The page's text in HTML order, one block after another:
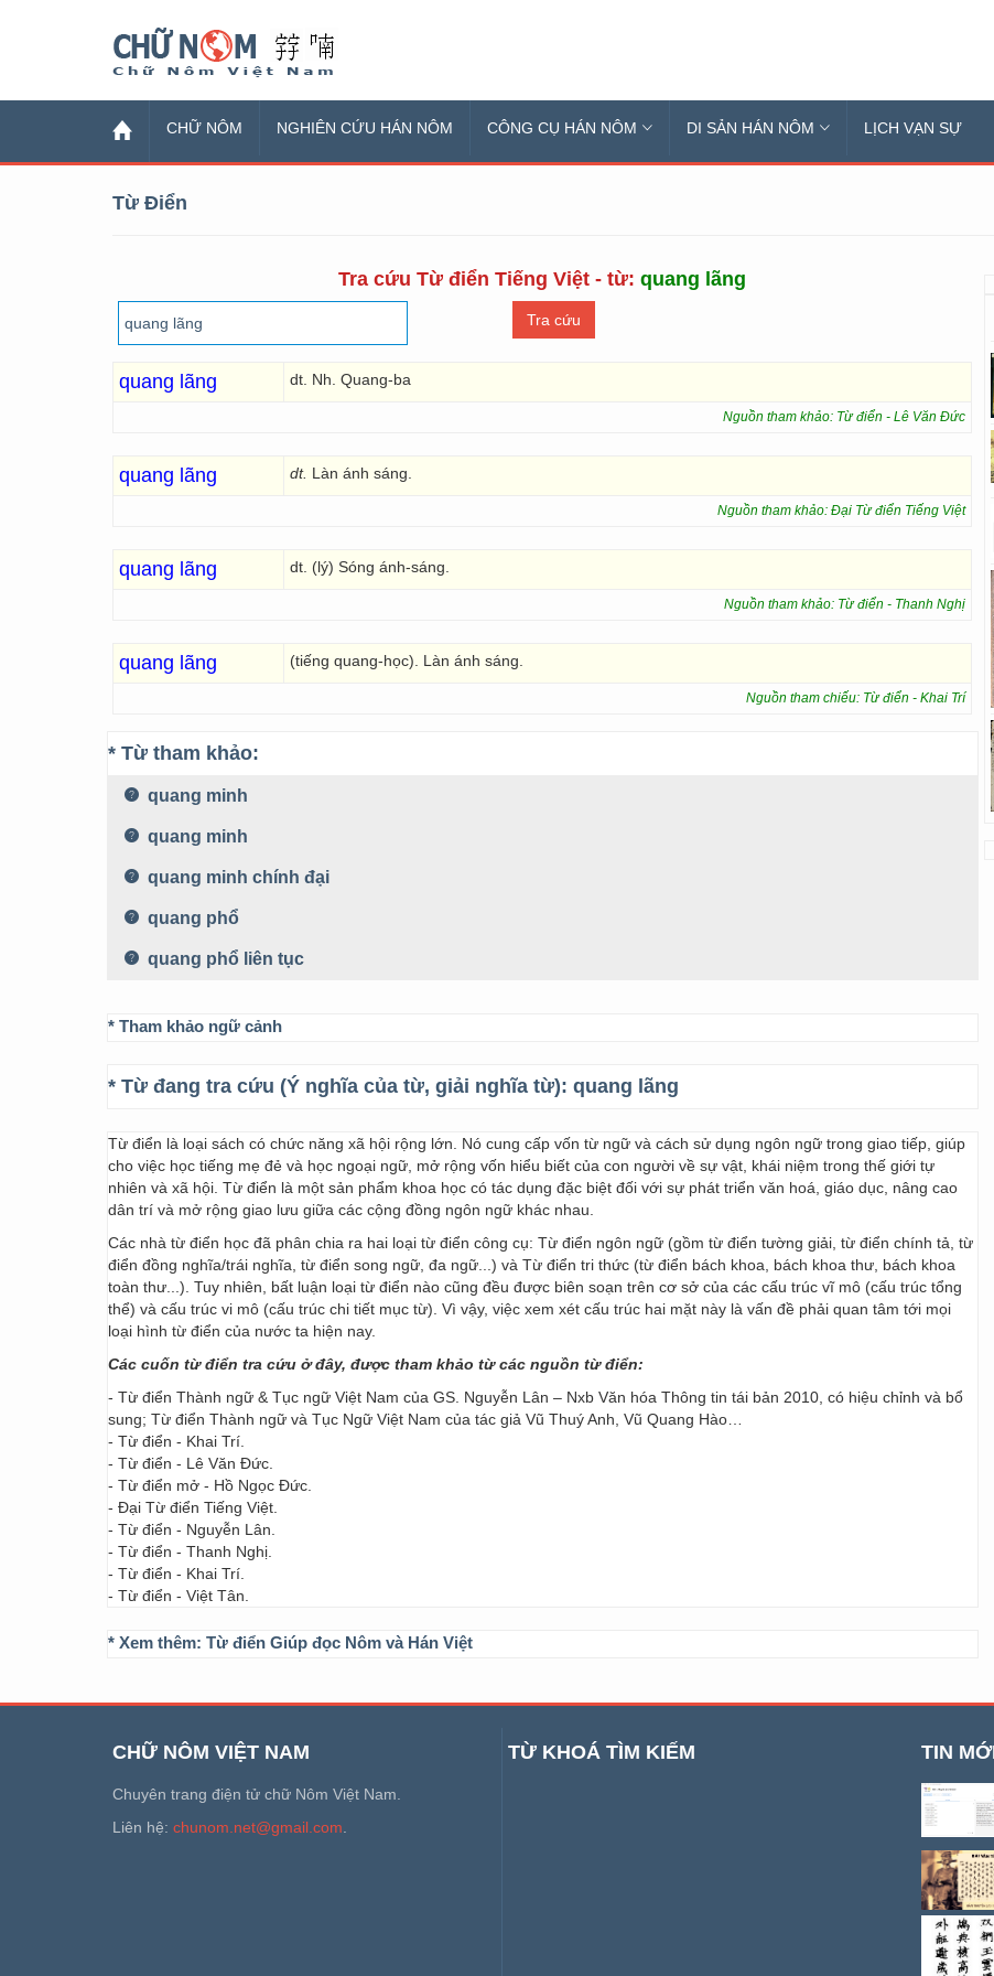
CHỮ NÔM NGHIÊN CỨU HÁN NÔM CÔNG CỤ HÁN NÔM DI SẢN HÁN NÔM LỊCH VẠN SỰ
Từ Điển
Tra cứu Từ điển Tiếng Việt - từ:quang lãng
quang lãng dt. Nh. Quang-ba
Nguồn tham khảo: Từ điển - Lê Văn Đức
quang lãng dt. Làn ánh sáng.
Nguồn tham khảo: Đại Từ điển Tiếng Việt
quang lãng dt. (lý) Sóng ánh-sáng.
Nguồn tham khảo: Từ điển - Thanh Nghị
quang lãng (tiếng quang-học). Làn ánh sáng.
Nguồn tham chiếu: Từ điển - Khai Trí
* Từ tham khảo:
quang minh
quang minh
quang minh chính đại
quang phổ
quang phổ liên tục
* Tham khảo ngữ cảnh
* Từ đang tra cứu (Ý nghĩa của từ, giải nghĩa từ): quang lãng
Từ điển là loại sách có chức năng xã hội rộng lớn. Nó cung cấp vốn từ ngữ và cách sử dụng ngôn ngữ trong giao tiếp, giúp
cho việc học tiếng mẹ đẻ và học ngoại ngữ, mở rộng vốn hiểu biết của con người về sự vật, khái niệm trong thế giới tự
nhiên và xã hội. Từ điển là một sản phẩm khoa học có tác dụng đặc biệt đối với sự phát triển văn hoá, giáo dục, nâng cao
dân trí và mở rộng giao lưu giữa các cộng đồng ngôn ngữ khác nhau.
Các nhà từ điển học đã phân chia ra hai loại từ điển công cụ: Từ điển ngôn ngữ (gồm từ điển tường giải, từ điển chính tả, từ
điển đồng nghĩa/trái nghĩa, từ điển song ngữ, đa ngữ...) và Từ điển tri thức (từ điển bách khoa, bách khoa thư, bách khoa
toàn thư...). Tuy nhiên, bất luận loại từ điển nào cũng đều được biên soạn trên cơ sở của các cấu trúc vĩ mô (cấu trúc tổng
thể) và cấu trúc vi mô (cấu trúc chi tiết mục từ). Vì vậy, việc xem xét cấu trúc hai mặt này là vấn đề phải quan tâm tới mọi
loại hình từ điển của nước ta hiện nay.
Các cuốn từ điển tra cứu ở đây, được tham khảo từ các nguồn từ điển:
- Từ điển Thành ngữ & Tục ngữ Việt Nam của GS. Nguyễn Lân – Nxb Văn hóa Thông tin tái bản 2010, có hiệu chỉnh và bổ
sung; Từ điển Thành ngữ và Tục Ngữ Việt Nam của tác giả Vũ Thuý Anh, Vũ Quang Hào…
- Từ điển - Khai Trí.
- Từ điển - Lê Văn Đức.
- Từ điển mở - Hồ Ngọc Đức.
- Đại Từ điển Tiếng Việt.
- Từ điển - Nguyễn Lân.
- Từ điển - Thanh Nghị.
- Từ điển - Khai Trí.
- Từ điển - Việt Tân.
* Xem thêm: Từ điển Giúp đọc Nôm và Hán Việt
CHỮ NÔM VIỆT NAM
Chuyên trang điện tử chữ Nôm Việt Nam.
Liên hệ: chunom.net@gmail.com
TỪ KHOÁ TÌM KIẾM TIN